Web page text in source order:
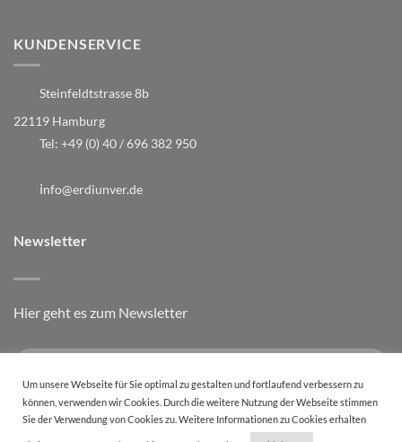
KUNDENSERVICE
Steinfeldtstrasse 8b
22119 Hamburg
Tel: +49 (0) 40 / 696 382 950
info@erdiunver.de
Newsletter
Hier geht es zum Newsletter
Um unsere Webseite für Sie optimal zu gestalten und fortlaufend verbessern zu
können, verwenden wir Cookies. Durch die weitere Nutzung der Webseite stimmen
Sie der Verwendung von Cookies zu. Weitere Informationen zu Cookies erhalten